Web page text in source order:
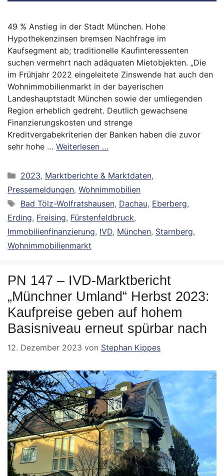
49 % Anstieg in der Stadt München. Hohe
Hypothekenzinsen bremsen Nachfrage im
Kaufsegment ab; traditionelle Kaufinteressenten
suchen vermehrt nach adäquaten Mietobjekten. „Die
im Frühjahr 2022 eingeleitete Zinswende hat auch den
Wohnimmobilienmarkt in der bayerischen
Landeshauptstadt München sowie der umliegenden
Region erheblich gedreht. Deutlich gewachsene
Finanzierungskosten und strenge
Kreditvergabekriterien der Banken haben die zuvor
sehr hohe … Weiterlesen …
Kategorien
2023, Marktberichte & Marktdaten,
Pressemeldungen, Wohnimmobilien
Schlagwörter
Bad Tölz-Wolfratshausen, Dachau, Eberberg,
Erding, Freising, Fürstenfeldbruck,
Immobilienfinanzierung, IVD, München, Starnberg,
Wohnimmobilienmarkt
PN 147 – IVD-Marktbericht
„Münchner Umland“ Herbst 2023:
Kaufpreise geben auf hohem
Basisniveau erneut spürbar nach
12. Dezember 2023 von Stephan Kippes